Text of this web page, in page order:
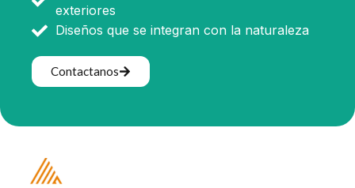
exteriores
Diseños que se integran con la naturaleza
Contactanos